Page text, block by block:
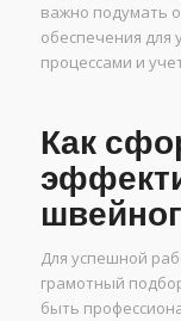
важно подумать
обеспечения для
процессами и
Как
Для успешной
грамотный
быть